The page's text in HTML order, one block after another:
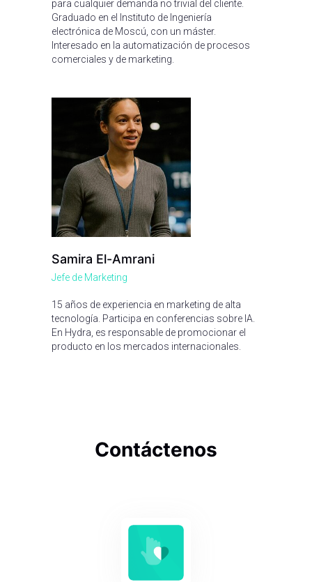
para cualquier demanda no trivial del cliente.
Graduado en el Instituto de Ingeniería
electrónica de Moscú, con un máster.
Interesado en la automatización de procesos
comerciales y de marketing.
Samira El-Amrani
Jefe de Marketing
15 años de experiencia en marketing de alta
tecnología. Participa en conferencias sobre IA.
En Hydra, es responsable de promocionar el
producto en los mercados internacionales.
Contáctenos